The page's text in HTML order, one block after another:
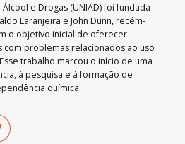
e Drogas (UNIAD) foi fundada
Laranjeira e John Dunn, recém-
o objetivo inicial de oferecer
com problemas relacionados ao uso
trabalho marcou o início de uma
à pesquisa e à formação de
química.